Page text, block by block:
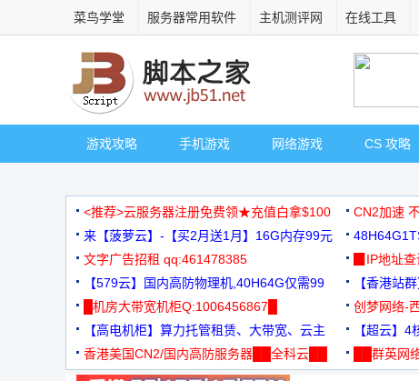
菜鸟学堂 服务器常用软件 主机测评网 在线工具
游戏攻略 手机游戏 网络游戏 CS 攻略
<推荐>云服务器注册免费领★充值白拿$100 CN2加速
来【菠萝云】-【买2月送1月】16G内存99元
3000+可
文字广告招租 qq:461478385
▉IP地址
【579云】国内高防物理机,40H64G仅需99
元
【香港站
█机房大带宽机柜Q:1006456867█
创梦网络-
88元/月
【高电机柜】算力托管租赁、大带宽、云主
机
【超云】
香港美国CN2/国内高防服务器██全科云██
██群英